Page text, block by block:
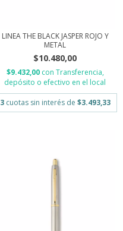
LINEA THE BLACK JASPER ROJO Y
METAL
$10.480,00
$9.432,00 con Transferencia,
depósito o efectivo en el local
3 cuotas sin interés de $3.493,33